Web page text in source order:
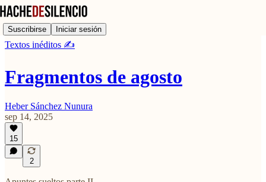
Suscribirse Iniciar sesión
Textos inéditos ✍️
Fragmentos de agosto
Heber Sánchez Nunura
sep 14, 2025
15
2